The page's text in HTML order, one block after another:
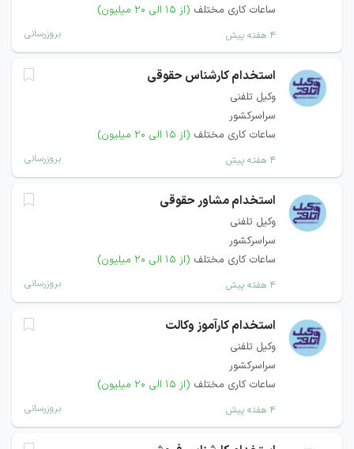
ساعات کاری مختلف (از ۱۵ الی ۲۰ میلیون)
۴ هفته پیش بروزرسانی
استخدام کارشناس حقوقی
وکیل تلفنی
سراسرکشور
ساعات کاری مختلف (از ۱۵ الی ۲۰ میلیون)
۴ هفته پیش بروزرسانی
استخدام مشاور حقوقی
وکیل تلفنی
سراسرکشور
ساعات کاری مختلف (از ۱۵ الی ۲۰ میلیون)
۴ هفته پیش بروزرسانی
استخدام کارآموز وکالت
وکیل تلفنی
سراسرکشور
ساعات کاری مختلف (از ۱۵ الی ۲۰ میلیون)
۴ هفته پیش بروزرسانی